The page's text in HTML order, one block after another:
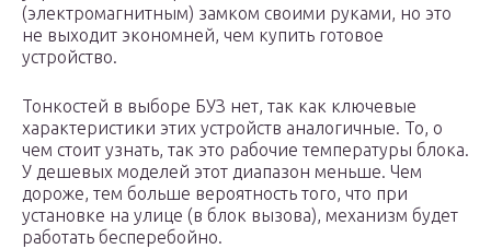
(электромагнитным) замком своими руками, но это
не выходит экономней, чем купить готовое
устройство.
Тонкостей в выборе БУЗ нет, так как ключевые
характеристики этих устройств аналогичные. То, о
чем стоит узнать, так это рабочие температуры блока.
У дешевых моделей этот диапазон меньше. Чем
дороже, тем больше вероятность того, что при
установке на улице (в блок вызова), механизм будет
работать бесперебойно.